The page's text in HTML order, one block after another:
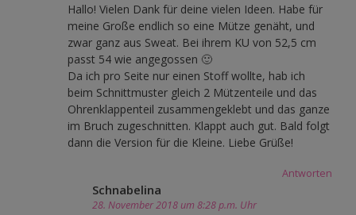
Hallo! Vielen Dank für deine vielen Ideen. Habe für
meine Große endlich so eine Mütze genäht, und
zwar ganz aus Sweat. Bei ihrem KU von 52,5 cm
passt 54 wie angegossen 🙂
Da ich pro Seite nur einen Stoff wollte, hab ich
beim Schnittmuster gleich 2 Mützenteile und das
Ohrenklappenteil zusammengeklebt und das ganze
im Bruch zugeschnitten. Klappt auch gut. Bald folgt
dann die Version für die Kleine. Liebe Grüße!
Antworten
Schnabelina
28. November 2018 um 8:28 p.m. Uhr